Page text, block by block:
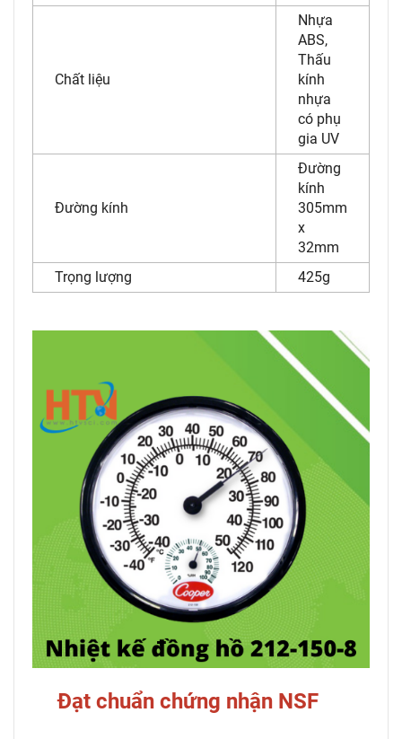
Chất liệu
Nhựa
ABS,
Thấu
kính
nhựa
có phụ
gia UV
Đường kính
Đường
kính
305mm
x
32mm
Trọng lượng
425g
Đạt chuẩn chứng nhận NSF